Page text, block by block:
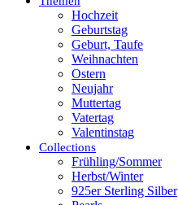
Hochzeit
Geburtstag
Geburt, Taufe
Weihnachten
Ostern
Neujahr
Muttertag
Vatertag
Valentinstag
Collections
Frühling/Sommer
Herbst/Winter
925er Sterling Silber